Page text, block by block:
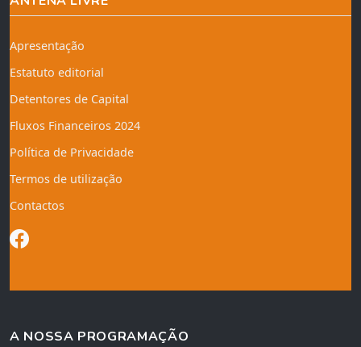
Apresentação
Estatuto editorial
Detentores de Capital
Fluxos Financeiros 2024
Política de Privacidade
Termos de utilização
Contactos
A NOSSA PROGRAMAÇÃO